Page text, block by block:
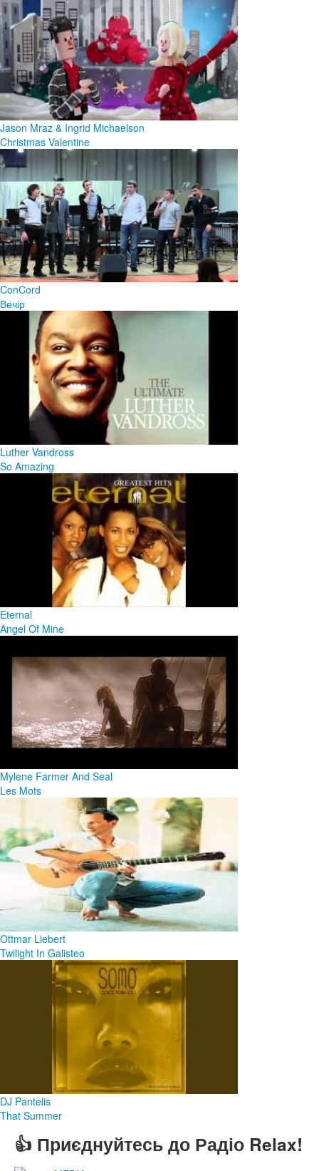
Jason Mraz & Ingrid Michaelson
Christmas Valentine
ConCord
Вечір
Luther Vandross
So Amazing
Eternal
Angel Of Mine
Mylene Farmer And Seal
Les Mots
Ottmar Liebert
Twilight In Galisteo
DJ Pantelis
That Summer
👍 Приєднуйтесь до Радіо Relax!